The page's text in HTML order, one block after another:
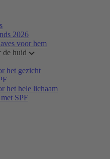
2026
voor hem
de huid
het gezicht
het hele lichaam
SPF